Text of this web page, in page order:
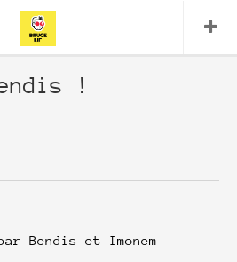
!
Bendis et Imonem